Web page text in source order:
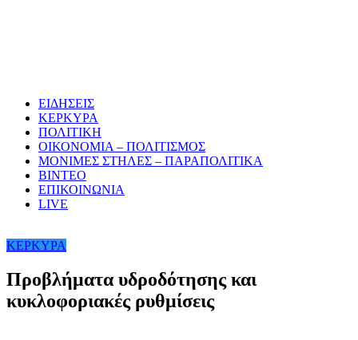
ΕΙΔΗΣΕΙΣ
ΚΕΡΚΥΡΑ
ΠΟΛΙΤΙΚΗ
ΟΙΚΟΝΟΜΙΑ – ΠΟΛΙΤΙΣΜΟΣ
ΜΟΝΙΜΕΣ ΣΤΗΛΕΣ – ΠΑΡΑΠΟΛΙΤΙΚΑ
ΒΙΝΤΕΟ
ΕΠΙΚΟΙΝΩΝΙΑ
LIVE
ΚΕΡΚΥΡΑ
Προβλήματα υδροδότησης και
κυκλοφοριακές ρυθμίσεις